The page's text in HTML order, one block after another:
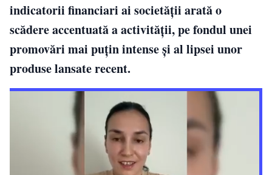
indicatorii financiari ai societății arată o
scădere accentuată a activității, pe fondul unei
promovări mai puțin intense și al lipsei unor
produse lansate recent.